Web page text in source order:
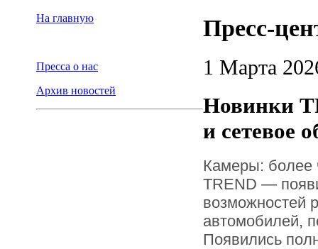
На главную
Пресса о нас
Архив новостей
Пресс-
1 Марта
Новинки
и сетевое
Камеры: более
TREND —
возможностей
автомобилей,
Появились